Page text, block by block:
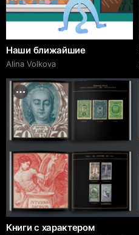
Наши ближайшие
Alina Volkova
Книги с характером